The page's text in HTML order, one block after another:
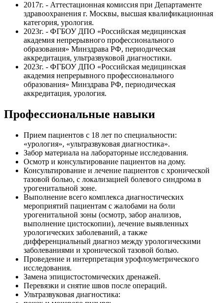
2017г. - Аттестационная комиссия при Департаменте
здравоохранения г. Москвы, высшая квалификационная
категория, урология.
2023г. - ФГБОУ ДПО «Российская медицинская
академия непрерывного профессионального
образования» Минздрава РФ, периодическая
аккредитация, ультразвуковой диагностики.
2023г. - ФГБОУ ДПО «Российская медицинская
академия непрерывного профессионального
образования» Минздрава РФ, периодическая
аккредитация, урология.
Профессиональные навыки
Прием пациентов с 18 лет по специальности:
«урология», «ультразвуковая диагностика».
Забор материала на лабораторные исследования.
Осмотр и консультирование пациентов на дому.
Консультирование и лечение пациентов с хронической
тазовой болью, с локализацией болевого синдрома в
урогенитальной зоне.
Выполнение всего комплекса диагностических
мероприятий пациентам с жалобами на боли
урогенитальной зоны (осмотр, забор анализов,
выполнение цистоскопии), лечение выявленных
урологических заболеваний, а также
дифференциальный диагноз между урологическими
заболеваниями и хронической тазовой болью.
Проведение и интерпретация урофлоуметрического
исследования.
Замена эпицистостомических дренажей.
Перевязки и снятие швов после операций.
Ультразвуковая диагностика: